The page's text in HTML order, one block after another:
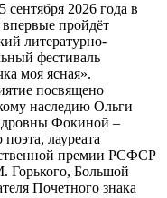
сентября 2026 года в
пройдёт
литературно-
фестиваль
моя ясная».
посвящено
наследию Ольги
Фокиной –
поэта, лауреата
премии РСФСР
Горького, Большой
Почетного знака